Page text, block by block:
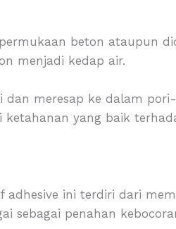
beton ataupun
menjadi kedap air.
dan meresap ke dalam
yang baik
ini terdiri dari
sebagai penahan